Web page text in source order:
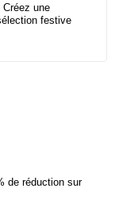
une
festive
de réduction sur